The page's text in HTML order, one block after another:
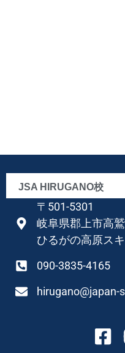
JSA HIRUGANO校
〒501-5301
岐阜県郡上市高
ひるがの高原ス
090-3835-4165